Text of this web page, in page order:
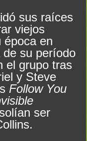
sus raíces
viejos
época en
su período
el grupo tras
y Steve
Follow You
ser